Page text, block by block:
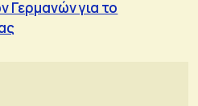
Γερμανών για το